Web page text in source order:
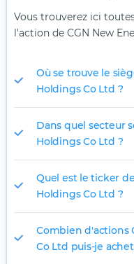
Vous trouverez ici
l'action de CGN New
Où se trouve le
Holdings Co Ltd ?
Dans quel secteur
Holdings Co Ltd ?
Quel est le ticker
Holdings Co Ltd ?
Combien d'actions
Co Ltd puis-je